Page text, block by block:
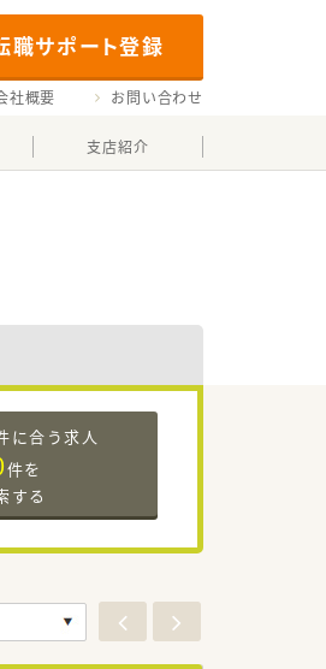
職サポート登録
社概要 お問い合わせ
支店紹介
に合う求人
件を
する